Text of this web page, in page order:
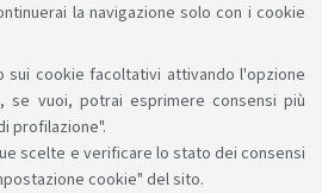
la navigazione solo con i cookie
sui cookie facoltativi attivando l'opzione
se vuoi, potrai esprimere consensi più
profilazione".
scelte e verificare lo stato dei consensi
cookie" del sito.
il diritto alla conoscenza
Seguici su: